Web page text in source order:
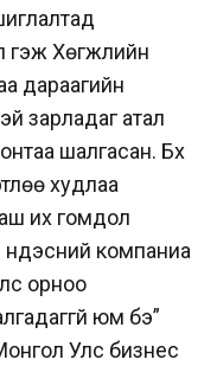
гэж Хөгжлийн
дараагийн
зарладаг атал
шалгасан. Бүх
худлаа
их гомдол
үндэсний компаниа
орноо
юм бэ”
Улс бизнес